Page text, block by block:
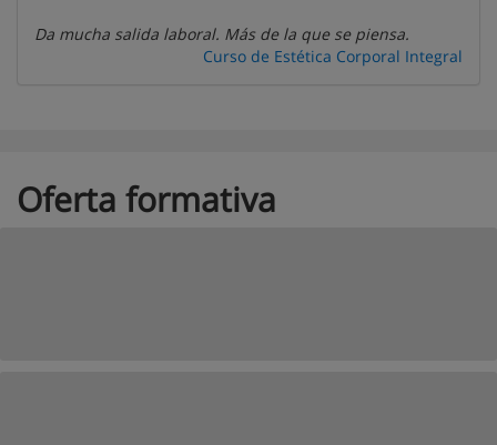
Da mucha salida laboral. Más de la que se piensa.
Curso de Estética Corporal Integral
Oferta formativa